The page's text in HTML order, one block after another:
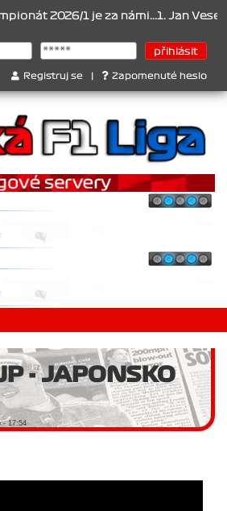
2026/1 je za námi...1. Jan Veselý ,
Registruj se Zapomenuté heslo
- JAPONSKO
- 17:54